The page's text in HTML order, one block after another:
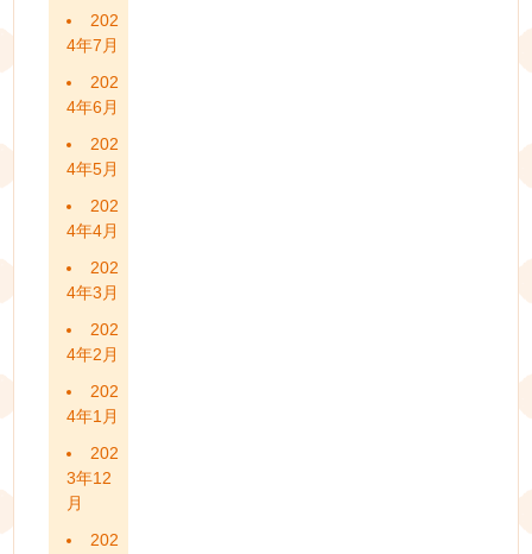
202
4年7月
202
4年6月
202
4年5月
202
4年4月
202
4年3月
202
4年2月
202
4年1月
202
3年12
月
202